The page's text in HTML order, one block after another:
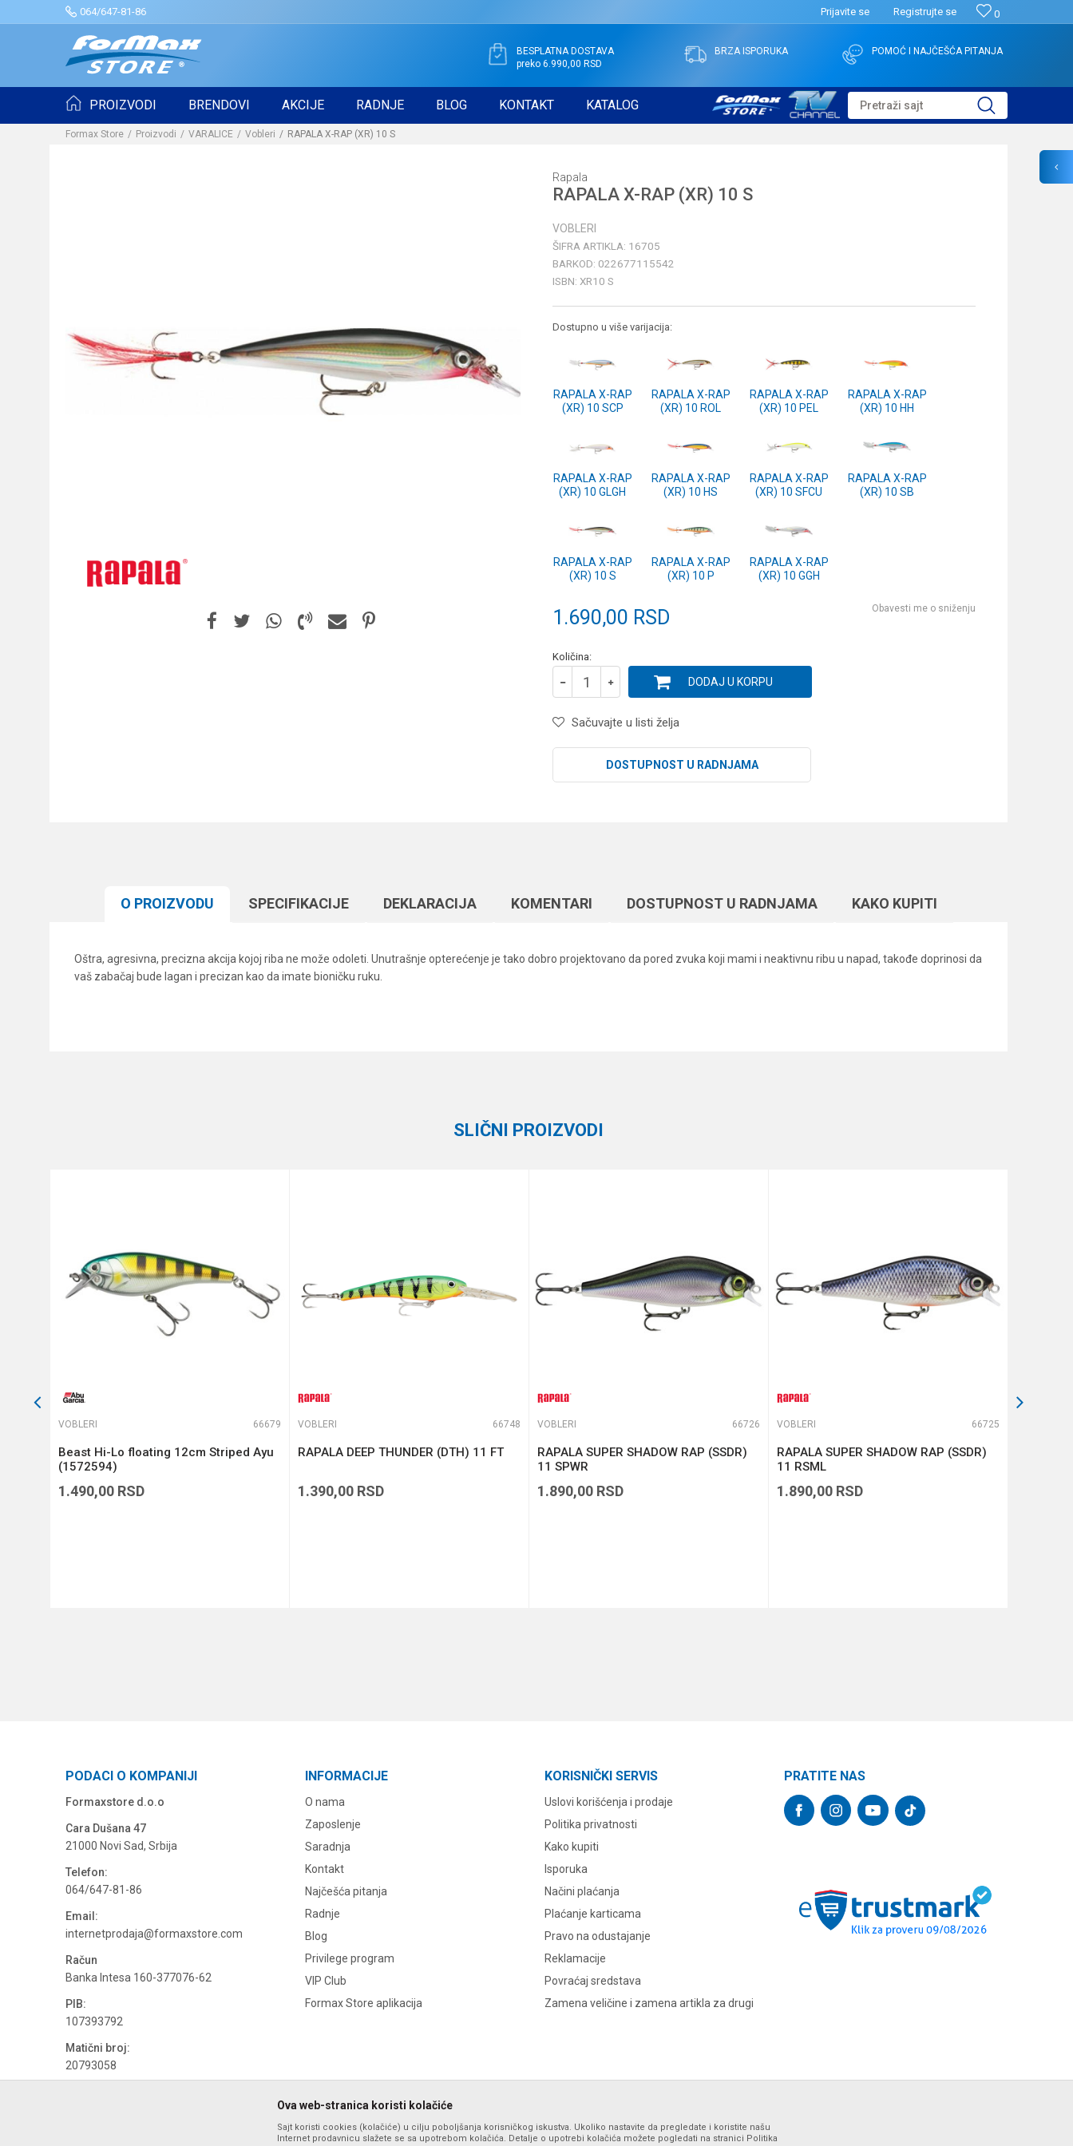
064/647-81-86 0
Prijavite se Registrujte se
BESPLATNA DOSTAVA
preko 6.990,00 RSD
BRZA ISPORUKA POMOĆ I NAJČEŠĆA PITANJA
PROIZVODI BRENDOVI AKCIJE RADNJE BLOG KONTAKT KATALOG Pretraži sajt
Formax Store Proizvodi VARALICE Vobleri RAPALA X-RAP (XR) 10 S
Rapala
RAPALA X-RAP (XR) 10 S
VOBLERI
ŠIFRA ARTIKLA: 16705
BARKOD: 022677115542
ISBN: XR10 S
Dostupno u više varijacija:
RAPALA X-RAP
(XR) 10 SCP
RAPALA X-RAP
(XR) 10 ROL
RAPALA X-RAP
(XR) 10 PEL
RAPALA X-RAP
(XR) 10 HH
RAPALA X-RAP
(XR) 10 GLGH
RAPALA X-RAP
(XR) 10 HS
RAPALA X-RAP
(XR) 10 SFCU
RAPALA X-RAP
(XR) 10 SB
RAPALA X-RAP
(XR) 10 S
RAPALA X-RAP
(XR) 10 P
RAPALA X-RAP
(XR) 10 GGH
1.690,00 RSD Obavesti me o sniženju
Količina:
DODAJ U KORPU
Sačuvajte u listi želja
DOSTUPNOST U RADNJAMA
O PROIZVODU SPECIFIKACIJЕ DEKLARACIJA KOMENTARI DOSTUPNOST U RADNJAMA KAKO KUPITI
Oštra, agresivna, precizna akcija kojoj riba ne može odoleti. Unutrašnje opterećenje je tako dobro projektovano da pored zvuka koji mami i neaktivnu ribu u napad, takođe doprinosi da
vaš zabačaj bude lagan i precizan kao da imate bioničku ruku.
POŠALJI
SLIČNI PROIZVODI
VOBLERI 66679
Beast Hi-Lo floating 12cm Striped Ayu
(1572594)
1.490,00 RSD
VOBLERI 66748
RAPALA DEEP THUNDER (DTH) 11 FT
1.390,00 RSD
VOBLERI 66726
RAPALA SUPER SHADOW RAP (SSDR)
11 SPWR
1.890,00 RSD
VOBLERI 66725
RAPALA SUPER SHADOW RAP (SSDR)
11 RSML
1.890,00 RSD
PODACI O KOMPANIJI
Formaxstore d.o.o
Cara Dušana 47
21000 Novi Sad, Srbija
Telefon:
064/647-81-86
Email:
internetprodaja@formaxstore.com
Račun
Banka Intesa 160-377076-62
PIB:
107393792
Matični broj:
20793058
INFORMACIJE
O nama
Zaposlenje
Saradnja
Kontakt
Najčešća pitanja
Radnje
Blog
Privilege program
VIP Club
Formax Store aplikacija
KORISNIČKI SERVIS
Uslovi korišćenja i prodaje
Politika privatnosti
Kako kupiti
Isporuka
Načini plaćanja
Plaćanje karticama
Pravo na odustajanje
Reklamacije
Povraćaj sredstava
Zamena veličine i zamena artikla za drugi
PRATITE NAS
Ova web-stranica koristi kolačiće
Sajt koristi cookies (kolačiće) u cilju poboljšanja korisničkog iskustva. Ukoliko nastavite da pregledate i koristite našu
Internet prodavnicu slažete se sa upotrebom kolačića. Detalje o upotrebi kolačića možete pogledati na stranici Politika